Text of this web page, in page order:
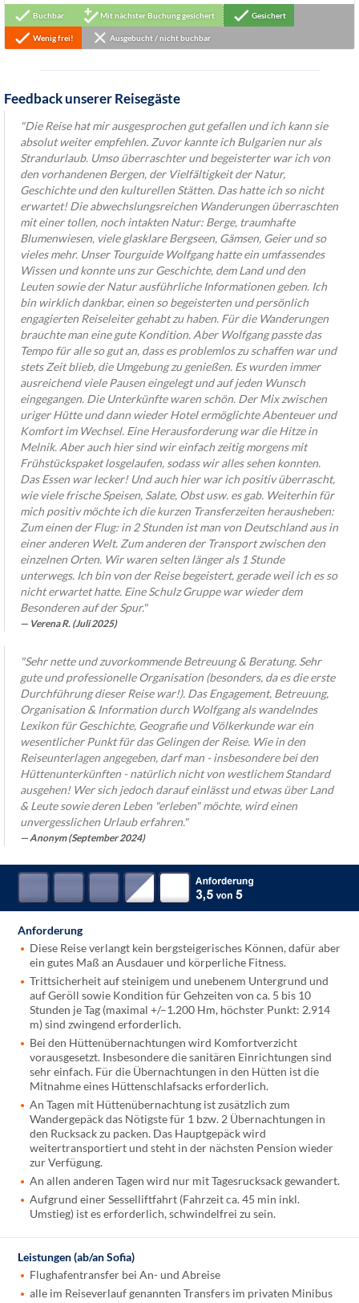
Buchbar Mit nächster Buchung gesichert Gesichert
Wenig frei! Ausgebucht / nicht buchbar
Feedback unserer Reisegäste
"Die Reise hat mir ausgesprochen gut gefallen und ich kann sie
absolut weiter empfehlen. Zuvor kannte ich Bulgarien nur als
Strandurlaub. Umso überraschter und begeisterter war ich von
den vorhandenen Bergen, der Vielfältigkeit der Natur,
Geschichte und den kulturellen Stätten. Das hatte ich so nicht
erwartet! Die abwechslungsreichen Wanderungen überraschten
mit einer tollen, noch intakten Natur: Berge, traumhafte
Blumenwiesen, viele glasklare Bergseen, Gämsen, Geier und so
vieles mehr. Unser Tourguide Wolfgang hatte ein umfassendes
Wissen und konnte uns zur Geschichte, dem Land und den
Leuten sowie der Natur ausführliche Informationen geben. Ich
bin wirklich dankbar, einen so begeisterten und persönlich
engagierten Reiseleiter gehabt zu haben. Für die Wanderungen
brauchte man eine gute Kondition. Aber Wolfgang passte das
Tempo für alle so gut an, dass es problemlos zu schaffen war und
stets Zeit blieb, die Umgebung zu genießen. Es wurden immer
ausreichend viele Pausen eingelegt und auf jeden Wunsch
eingegangen. Die Unterkünfte waren schön. Der Mix zwischen
uriger Hütte und dann wieder Hotel ermöglichte Abenteuer und
Komfort im Wechsel. Eine Herausforderung war die Hitze in
Melnik. Aber auch hier sind wir einfach zeitig morgens mit
Frühstückspaket losgelaufen, sodass wir alles sehen konnten.
Das Essen war lecker! Und auch hier war ich positiv überrascht,
wie viele frische Speisen, Salate, Obst usw. es gab. Weiterhin für
mich positiv möchte ich die kurzen Transferzeiten herausheben:
Zum einen der Flug: in 2 Stunden ist man von Deutschland aus in
einer anderen Welt. Zum anderen der Transport zwischen den
einzelnen Orten. Wir waren selten länger als 1 Stunde
unterwegs. Ich bin von der Reise begeistert, gerade weil ich es so
nicht erwartet hatte. Eine Schulz Gruppe war wieder dem
Besonderen auf der Spur."
Verena R. (Juli 2025)
"Sehr nette und zuvorkommende Betreuung & Beratung. Sehr
gute und professionelle Organisation (besonders, da es die erste
Durchführung dieser Reise war!). Das Engagement, Betreuung,
Organisation & Information durch Wolfgang als wandelndes
Lexikon für Geschichte, Geografie und Völkerkunde war ein
wesentlicher Punkt für das Gelingen der Reise. Wie in den
Reiseunterlagen angegeben, darf man - insbesondere bei den
Hüttenunterkünften - natürlich nicht von westlichem Standard
ausgehen! Wer sich jedoch darauf einlässt und etwas über Land
& Leute sowie deren Leben "erleben" möchte, wird einen
unvergesslichen Urlaub erfahren."
Anonym (September 2024)
Anforderung
Diese Reise verlangt kein bergsteigerisches Können, dafür aber
ein gutes Maß an Ausdauer und körperliche Fitness.
Trittsicherheit auf steinigem und unebenem Untergrund und
auf Geröll sowie Kondition für Gehzeiten von ca. 5 bis 10
Stunden je Tag (maximal +/–1.200 Hm, höchster Punkt: 2.914
m) sind zwingend erforderlich.
Bei den Hüttenübernachtungen wird Komfortverzicht
vorausgesetzt. Insbesondere die sanitären Einrichtungen sind
sehr einfach. Für die Übernachtungen in den Hütten ist die
Mitnahme eines Hüttenschlafsacks erforderlich.
An Tagen mit Hüttenübernachtung ist zusätzlich zum
Wandergepäck das Nötigste für 1 bzw. 2 Übernachtungen in
den Rucksack zu packen. Das Hauptgepäck wird
weitertransportiert und steht in der nächsten Pension wieder
zur Verfügung.
An allen anderen Tagen wird nur mit Tagesrucksack gewandert.
Aufgrund einer Sesselliftfahrt (Fahrzeit ca. 45 min inkl.
Umstieg) ist es erforderlich, schwindelfrei zu sein.
Leistungen (ab/an Sofia)
Flughafentransfer bei An- und Abreise
alle im Reiseverlauf genannten Transfers im privaten Minibus